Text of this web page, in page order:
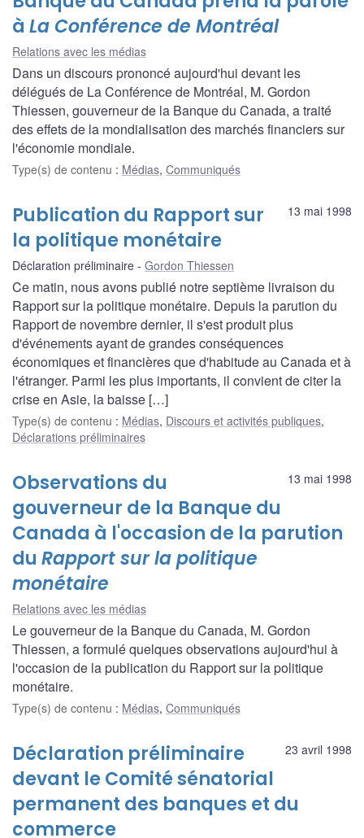
à La Conférence de Montréal
Relations avec les médias
Dans un discours prononcé aujourd'hui devant les
délégués de La Conférence de Montréal, M. Gordon
Thiessen, gouverneur de la Banque du Canada, a traité
des effets de la mondialisation des marchés financiers sur
l'économie mondiale.
Type(s) de contenu : Médias, Communiqués
13 mai 1998
Publication du Rapport sur
la politique monétaire
Déclaration préliminaire Gordon Thiessen
Ce matin, nous avons publié notre septième livraison du
Rapport sur la politique monétaire. Depuis la parution du
Rapport de novembre dernier, il s'est produit plus
d'événements ayant de grandes conséquences
économiques et financières que d'habitude au Canada et à
l'étranger. Parmi les plus importants, il convient de citer la
crise en Asie, la baisse […]
Type(s) de contenu : Médias, Discours et activités publiques,
Déclarations préliminaires
13 mai 1998
Observations du
gouverneur de la Banque du
Canada à l'occasion de la parution
du Rapport sur la politique
monétaire
Relations avec les médias
Le gouverneur de la Banque du Canada, M. Gordon
Thiessen, a formulé quelques observations aujourd'hui à
l'occasion de la publication du Rapport sur la politique
monétaire.
Type(s) de contenu : Médias, Communiqués
23 avril 1998
Déclaration préliminaire
devant le Comité sénatorial
permanent des banques et du
commerce